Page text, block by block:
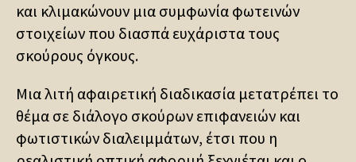
και κλιμακώνουν μια συμφωνία φωτεινών
στοιχείων που διασπά ευχάριστα τους
σκούρους όγκους.
Μια λιτή αφαιρετική διαδικασία μετατρέπει το
θέμα σε διάλογο σκούρων επιφανειών και
φωτιστικών διαλειμμάτων, έτσι που η